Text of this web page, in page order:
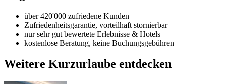
über 420'000 zufriedene Kunden
Zufriedenheitsgarantie, vorteilhaft stornierbar
nur sehr gut bewertete Erlebnisse & Hotels
kostenlose Beratung, keine Buchungsgebühren
Weitere Kurzurlaube entdecken